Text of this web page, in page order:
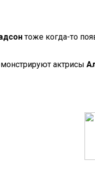
тоже когда-то
актрисы